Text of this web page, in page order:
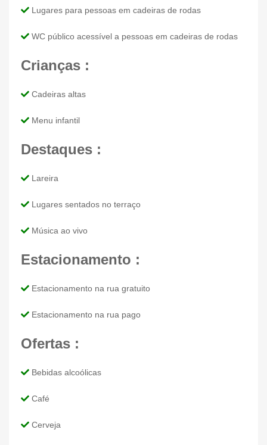
Lugares para pessoas em cadeiras de rodas
WC público acessível a pessoas em cadeiras de rodas
Crianças :
Cadeiras altas
Menu infantil
Destaques :
Lareira
Lugares sentados no terraço
Música ao vivo
Estacionamento :
Estacionamento na rua gratuito
Estacionamento na rua pago
Ofertas :
Bebidas alcoólicas
Café
Cerveja